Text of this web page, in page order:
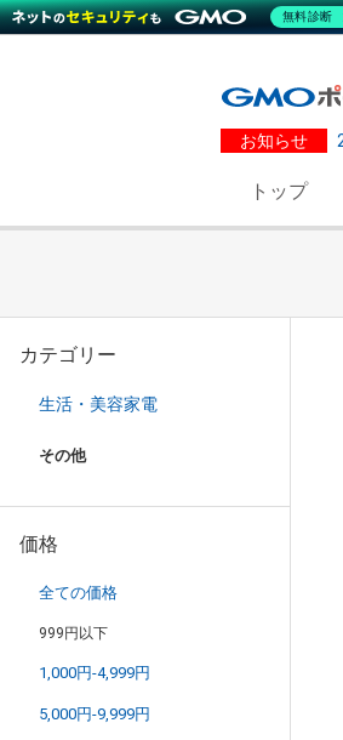
お知らせ
トップ
カテゴリー
生活・美容家電
その他
価格
全ての価格
999円以下
1,000円-4,999円
5,000円-9,999円
無料診断